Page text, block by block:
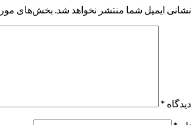
نشانی ایمیل شما منتشر نخواهد شد. بخش‌های
دیدگاه *